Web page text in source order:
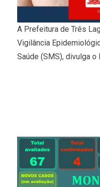
A Prefeitura de Três
Vigilância
Saúde (SMS), divulga